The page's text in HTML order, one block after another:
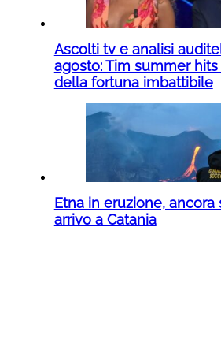
Ascolti tv e analisi
agosto: Tim summer
della fortuna imbattibile
Etna in eruzione, ancora
arrivo a Catania